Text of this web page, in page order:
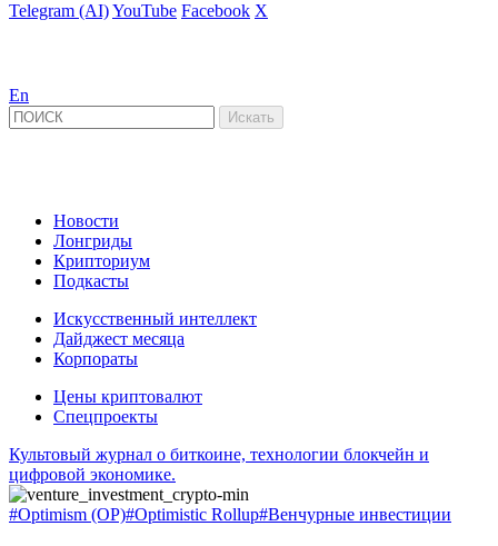
Telegram (AI)YouTube Facebook X
En
Новости
Лонгриды
Крипториум
Подкасты
Искусственный интеллект
Дайджест месяца
Корпораты
Цены криптовалют
Спецпроекты
Культовый журнал о биткоине, технологии блокчейн и
цифровой экономике.
#Optimism (OP)#Optimistic Rollup#Венчурные инвестиции